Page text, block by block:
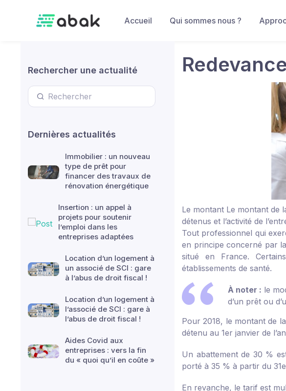
Accueil Qui sommes nous ?
Rechercher une actualité
Dernières actualités
Immobilier : un nouveau
type de prêt pour
financer des travaux de
rénovation énergétique
Insertion : un appel à
projets pour soutenir
l’emploi dans les
entreprises adaptées
Location d’un logement à
un associé de SCI : gare
à l’abus de droit fiscal !
Location d’un logement à
l’associé de SCI : gare à
l’abus de droit fiscal !
Aides Covid aux
entreprises : vers la fin
du « quoi qu’il en coûte »
Le montant Le montant de
détenus et l’activité de
Tout professionnel qui
en principe concerné par
situé en France.
établissements de santé.
À noter : le
d’un prêt ou
Pour 2018, le montant de
détenu au 1er janvier de
Un abattement de 30 %
porté à 35 % à partir du 31e
En revanche, le tarif est